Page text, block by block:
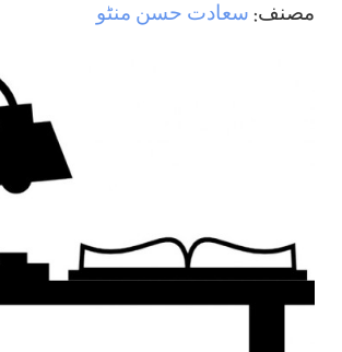
مصنف: سعادت حسن منٹو